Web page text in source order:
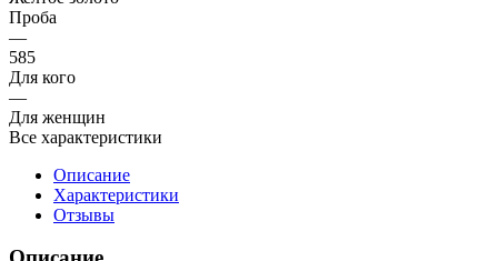
Проба
—
585
Для кого
—
Для женщин
Все характеристики
Описание
Характеристики
Отзывы